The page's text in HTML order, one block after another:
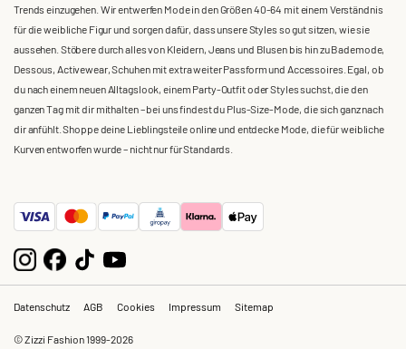
Trends einzugehen. Wir entwerfen Mode in den Größen 40-64 mit einem Verständnis
für die weibliche Figur und sorgen dafür, dass unsere Styles so gut sitzen, wie sie
aussehen. Stöbere durch alles von Kleidern, Jeans und Blusen bis hin zu Bademode,
Dessous, Activewear, Schuhen mit extra weiter Passform und Accessoires. Egal, ob
du nach einem neuen Alltagslook, einem Party-Outfit oder Styles suchst, die den
ganzen Tag mit dir mithalten – bei uns findest du Plus-Size-Mode, die sich ganz nach
dir anfühlt. Shoppe deine Lieblingsteile online und entdecke Mode, die für weibliche
Kurven entworfen wurde – nicht nur für Standards.
Datenschutz AGB Cookies Impressum Sitemap
© Zizzi Fashion 1999-2026